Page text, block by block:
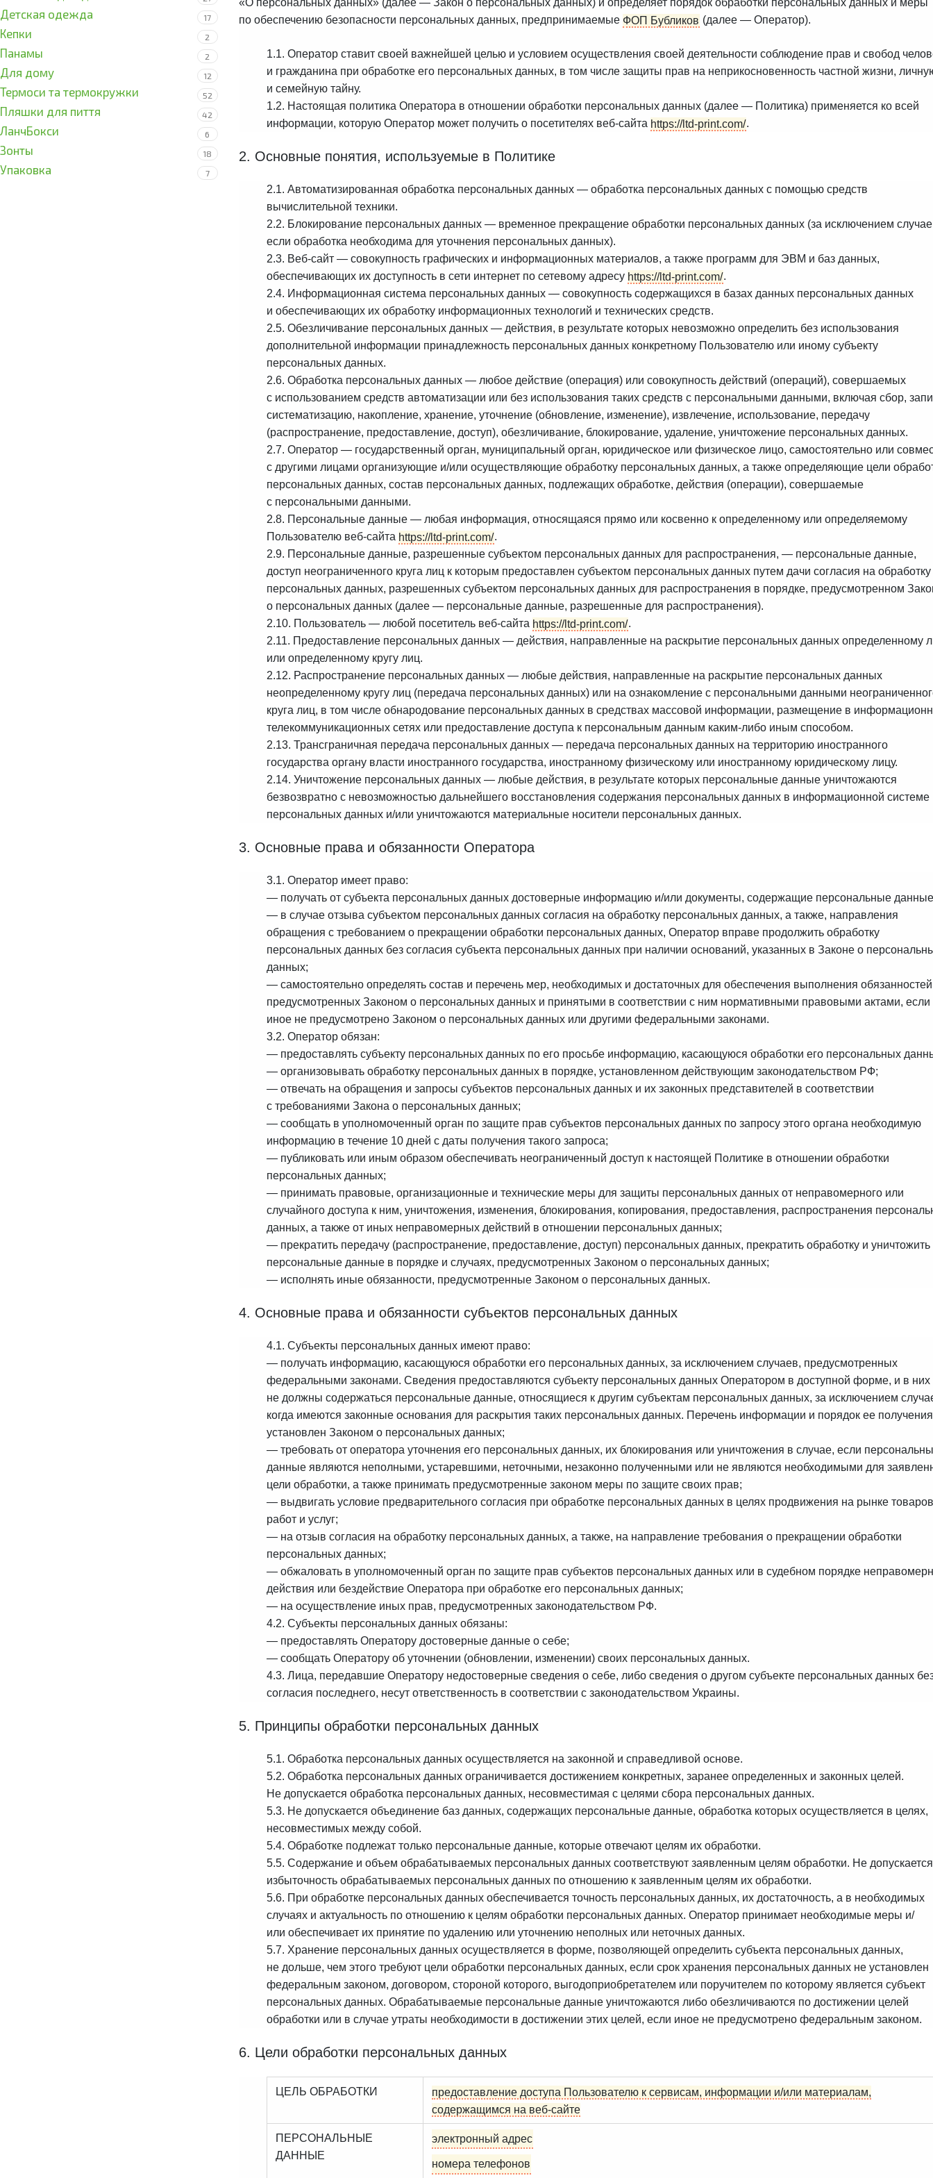
Детская одежда 17
Кепки 2
Панамы 2
Для дому 12
Термоси та термокружки 52
Пляшки для пиття 42
ЛанчБокси 6
Зонты 18
Упаковка 7
«О персональных данных» (далее — Закон о персональных данных) и определяет порядок обработки персональных данных и меры
по обеспечению безопасности персональных данных, предпринимаемые ФОП Бубликов (далее — Оператор).
1.1. Оператор ставит своей важнейшей целью и условием осуществления своей деятельности соблюдение прав и свобод
и гражданина при обработке его персональных данных, в том числе защиты прав на неприкосновенность частной жизни,
и семейную тайну.
1.2. Настоящая политика Оператора в отношении обработки персональных данных (далее — Политика) применяется ко всей
информации, которую Оператор может получить о посетителях веб-сайта https://ltd-print.com/.
2. Основные понятия, используемые в Политике
2.1. Автоматизированная обработка персональных данных — обработка персональных данных с помощью средств
вычислительной техники.
2.2. Блокирование персональных данных — временное прекращение обработки персональных данных (за исключением
если обработка необходима для уточнения персональных данных).
2.3. Веб-сайт — совокупность графических и информационных материалов, а также программ для ЭВМ и баз данных,
обеспечивающих их доступность в сети интернет по сетевому адресу https://ltd-print.com/.
2.4. Информационная система персональных данных — совокупность содержащихся в базах данных персональных данных
и обеспечивающих их обработку информационных технологий и технических средств.
2.5. Обезличивание персональных данных — действия, в результате которых невозможно определить без использования
дополнительной информации принадлежность персональных данных конкретному Пользователю или иному субъекту
персональных данных.
2.6. Обработка персональных данных — любое действие (операция) или совокупность действий (операций), совершаемых
с использованием средств автоматизации или без использования таких средств с персональными данными, включая сбор,
систематизацию, накопление, хранение, уточнение (обновление, изменение), извлечение, использование, передачу
(распространение, предоставление, доступ), обезличивание, блокирование, удаление, уничтожение персональных данных.
2.7. Оператор — государственный орган, муниципальный орган, юридическое или физическое лицо, самостоятельно или
с другими лицами организующие и/или осуществляющие обработку персональных данных, а также определяющие цели
персональных данных, состав персональных данных, подлежащих обработке, действия (операции), совершаемые
с персональными данными.
2.8. Персональные данные — любая информация, относящаяся прямо или косвенно к определенному или определяемому
Пользователю веб-сайта https://ltd-print.com/.
2.9. Персональные данные, разрешенные субъектом персональных данных для распространения, — персональные данные,
доступ неограниченного круга лиц к которым предоставлен субъектом персональных данных путем дачи согласия на обработку
персональных данных, разрешенных субъектом персональных данных для распространения в порядке, предусмотренном
о персональных данных (далее — персональные данные, разрешенные для распространения).
2.10. Пользователь — любой посетитель веб-сайта https://ltd-print.com/.
2.11. Предоставление персональных данных — действия, направленные на раскрытие персональных данных определенному
или определенному кругу лиц.
2.12. Распространение персональных данных — любые действия, направленные на раскрытие персональных данных
неопределенному кругу лиц (передача персональных данных) или на ознакомление с персональными данными
круга лиц, в том числе обнародование персональных данных в средствах массовой информации, размещение в
телекоммуникационных сетях или предоставление доступа к персональным данным каким-либо иным способом.
2.13. Трансграничная передача персональных данных — передача персональных данных на территорию иностранного
государства органу власти иностранного государства, иностранному физическому или иностранному юридическому лицу.
2.14. Уничтожение персональных данных — любые действия, в результате которых персональные данные уничтожаются
безвозвратно с невозможностью дальнейшего восстановления содержания персональных данных в информационной системе
персональных данных и/или уничтожаются материальные носители персональных данных.
3. Основные права и обязанности Оператора
3.1. Оператор имеет право:
— получать от субъекта персональных данных достоверные информацию и/или документы, содержащие персональные
— в случае отзыва субъектом персональных данных согласия на обработку персональных данных, а также, направления
обращения с требованием о прекращении обработки персональных данных, Оператор вправе продолжить обработку
персональных данных без согласия субъекта персональных данных при наличии оснований, указанных в Законе о
данных;
— самостоятельно определять состав и перечень мер, необходимых и достаточных для обеспечения выполнения
предусмотренных Законом о персональных данных и принятыми в соответствии с ним нормативными правовыми актами, если
иное не предусмотрено Законом о персональных данных или другими федеральными законами.
3.2. Оператор обязан:
— предоставлять субъекту персональных данных по его просьбе информацию, касающуюся обработки его персональных
— организовывать обработку персональных данных в порядке, установленном действующим законодательством РФ;
— отвечать на обращения и запросы субъектов персональных данных и их законных представителей в соответствии
с требованиями Закона о персональных данных;
— сообщать в уполномоченный орган по защите прав субъектов персональных данных по запросу этого органа необходимую
информацию в течение 10 дней с даты получения такого запроса;
— публиковать или иным образом обеспечивать неограниченный доступ к настоящей Политике в отношении обработки
персональных данных;
— принимать правовые, организационные и технические меры для защиты персональных данных от неправомерного или
случайного доступа к ним, уничтожения, изменения, блокирования, копирования, предоставления, распространения
данных, а также от иных неправомерных действий в отношении персональных данных;
— прекратить передачу (распространение, предоставление, доступ) персональных данных, прекратить обработку и уничтожить
персональные данные в порядке и случаях, предусмотренных Законом о персональных данных;
— исполнять иные обязанности, предусмотренные Законом о персональных данных.
4. Основные права и обязанности субъектов персональных данных
4.1. Субъекты персональных данных имеют право:
— получать информацию, касающуюся обработки его персональных данных, за исключением случаев, предусмотренных
федеральными законами. Сведения предоставляются субъекту персональных данных Оператором в доступной форме, и в них
не должны содержаться персональные данные, относящиеся к другим субъектам персональных данных, за исключением
когда имеются законные основания для раскрытия таких персональных данных. Перечень информации и порядок ее получения
установлен Законом о персональных данных;
— требовать от оператора уточнения его персональных данных, их блокирования или уничтожения в случае, если
данные являются неполными, устаревшими, неточными, незаконно полученными или не являются необходимыми для
цели обработки, а также принимать предусмотренные законом меры по защите своих прав;
— выдвигать условие предварительного согласия при обработке персональных данных в целях продвижения на рынке
работ и услуг;
— на отзыв согласия на обработку персональных данных, а также, на направление требования о прекращении обработки
персональных данных;
— обжаловать в уполномоченный орган по защите прав субъектов персональных данных или в судебном порядке
действия или бездействие Оператора при обработке его персональных данных;
— на осуществление иных прав, предусмотренных законодательством РФ.
4.2. Субъекты персональных данных обязаны:
— предоставлять Оператору достоверные данные о себе;
— сообщать Оператору об уточнении (обновлении, изменении) своих персональных данных.
4.3. Лица, передавшие Оператору недостоверные сведения о себе, либо сведения о другом субъекте персональных данных
согласия последнего, несут ответственность в соответствии с законодательством Украины.
5. Принципы обработки персональных данных
5.1. Обработка персональных данных осуществляется на законной и справедливой основе.
5.2. Обработка персональных данных ограничивается достижением конкретных, заранее определенных и законных целей.
Не допускается обработка персональных данных, несовместимая с целями сбора персональных данных.
5.3. Не допускается объединение баз данных, содержащих персональные данные, обработка которых осуществляется в целях,
несовместимых между собой.
5.4. Обработке подлежат только персональные данные, которые отвечают целям их обработки.
5.5. Содержание и объем обрабатываемых персональных данных соответствуют заявленным целям обработки. Не допускается
избыточность обрабатываемых персональных данных по отношению к заявленным целям их обработки.
5.6. При обработке персональных данных обеспечивается точность персональных данных, их достаточность, а в необходимых
случаях и актуальность по отношению к целям обработки персональных данных. Оператор принимает необходимые меры и/
или обеспечивает их принятие по удалению или уточнению неполных или неточных данных.
5.7. Хранение персональных данных осуществляется в форме, позволяющей определить субъекта персональных данных,
не дольше, чем этого требуют цели обработки персональных данных, если срок хранения персональных данных не установлен
федеральным законом, договором, стороной которого, выгодоприобретателем или поручителем по которому является субъект
персональных данных. Обрабатываемые персональные данные уничтожаются либо обезличиваются по достижении целей
обработки или в случае утраты необходимости в достижении этих целей, если иное не предусмотрено федеральным законом.
6. Цели обработки персональных данных
ЦЕЛЬ ОБРАБОТКИ
предоставление доступа Пользователю к сервисам, информации и/или материалам,
содержащимся на веб-сайте
ПЕРСОНАЛЬНЫЕ
ДАННЫЕ
электронный адрес
номера телефонов